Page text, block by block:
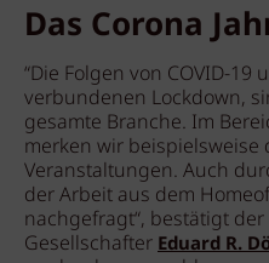
Das Corona
“Die Folgen von COVID-19
verbundenen Lockdown,
gesamte Branche. Im
merken wir beispielsweise
Veranstaltungen. Auch
der Arbeit aus dem
nachgefragt“, bestätigt
GesellschafterEduard R.